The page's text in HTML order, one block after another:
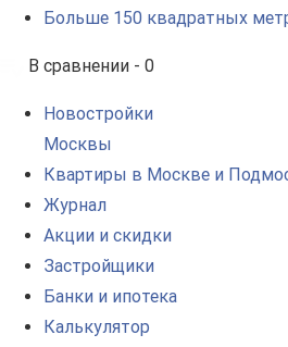
Больше 150 квадратных
В сравнении - 0
Новостройки
Москвы
Квартиры в Москве и
Журнал
Акции и скидки
Застройщики
Банки и ипотека
Калькулятор